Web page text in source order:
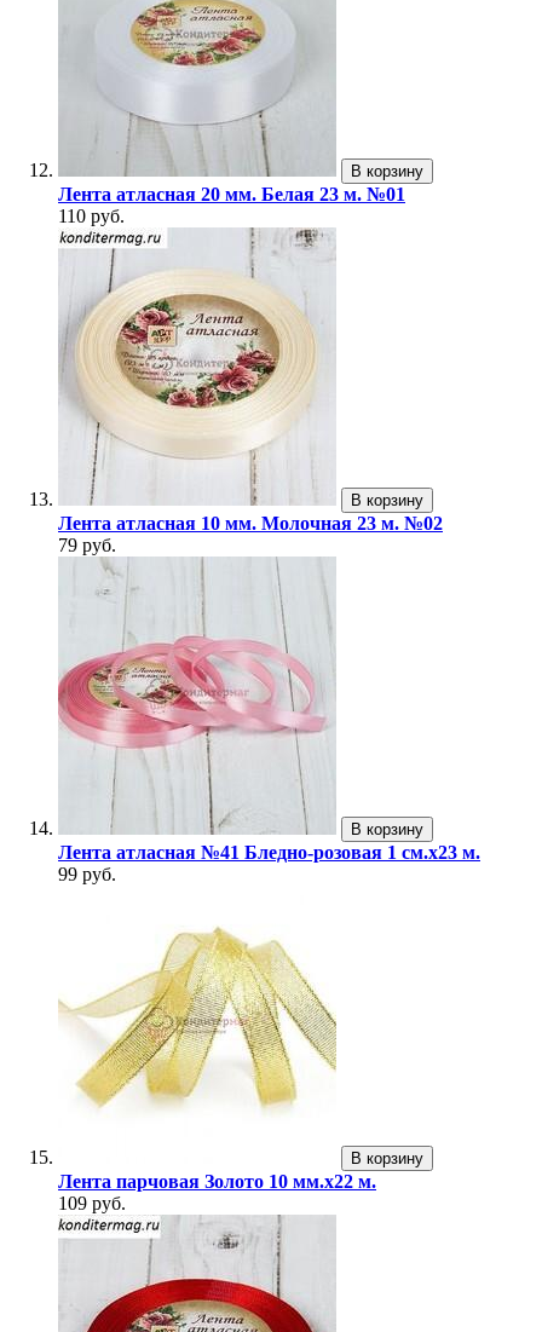
В корзину
Лента атласная 20 мм. Белая 23 м. №01
110 руб.
В корзину
Лента атласная 10 мм. Молочная 23 м. №02
79 руб.
В корзину
Лента атласная №41 Бледно-розовая 1 см.х23 м.
99 руб.
В корзину
Лента парчовая Золото 10 мм.х22 м.
109 руб.